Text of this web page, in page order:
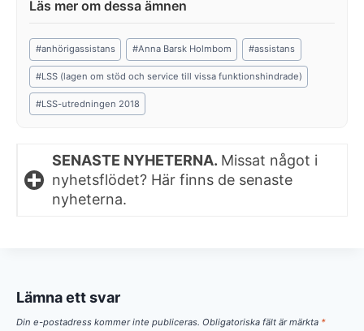
Post
Tags:
#anhörigassistans #Anna Barsk Holmbom #assistans
#LSS (lagen om stöd och service till vissa funktionshindrade)
#LSS-utredningen 2018
SENASTE NYHETERNA. Missat något i
nyhetsflödet? Här finns de senaste
nyheterna.
Lämna ett svar
Din e-postadress kommer inte publiceras. Obligatoriska fält är märkta *